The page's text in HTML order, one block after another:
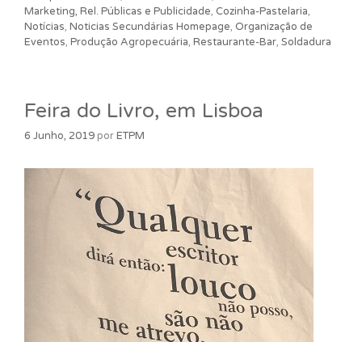
Marketing, Rel. Públicas e Publicidade, Cozinha-Pastelaria,
Notícias, Noticias Secundárias Homepage, Organização de
Eventos, Produção Agropecuária, Restaurante-Bar, Soldadura
Feira do Livro, em Lisboa
6 Junho, 2019 porETPM